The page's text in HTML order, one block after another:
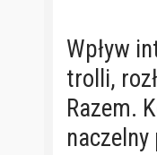
Wpływ
trolli,
Razem.